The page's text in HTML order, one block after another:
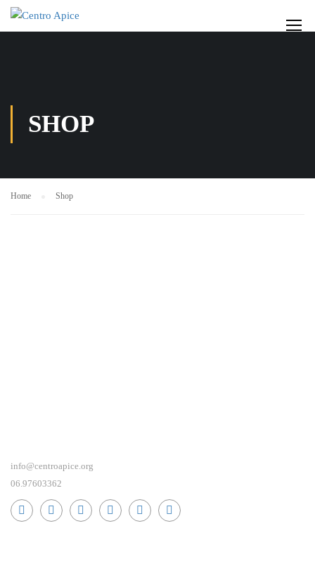
SHOP
Home Shop
info@centroapice.org
06.97603362